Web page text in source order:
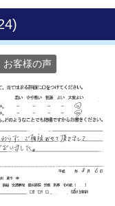
お客様の声